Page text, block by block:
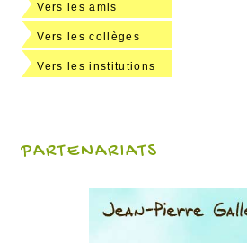
Vers les amis
Vers les collèges
Vers les institutions
PARTENARIATS